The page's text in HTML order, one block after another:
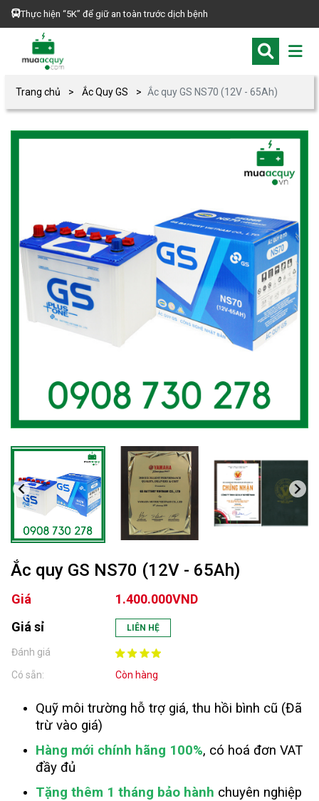
Thực hiện “5K” để giữ an toàn trước dịch bệnh
Trang chủ Ắc Quy GS Ắc quy GS NS70 (12V - 65Ah)
Ắc quy GS NS70 (12V - 65Ah)
Giá
1.400.000VND
Giá sỉ
LIÊN HỆ
Đánh giá
Có sẵn:
Còn hàng
Quỹ môi trường hỗ trợ giá, thu hồi bình cũ (Đã
trừ vào giá)
Hàng mới chính hãng 100%, có hoá đơn VAT
đầy đủ
Tặng thêm 1 tháng bảo hành chuyên nghiệp